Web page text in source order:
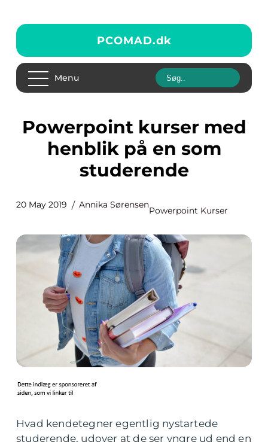
PCOMAD.dk
Menu
Powerpoint kurser med
henblik på en som
studerende
20 May 2019 Annika Sørensen
Powerpoint Kurser
Hvad kendetegner egentlig nystartede
studerende, udover at de ser yngre ud end en